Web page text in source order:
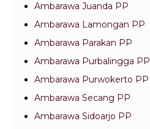
Ambarawa Juanda PP
Ambarawa Lamongan PP
Ambarawa Parakan PP
Ambarawa Purbalingga PP
Ambarawa Purwokerto PP
Ambarawa Secang PP
Ambarawa Sidoarjo PP